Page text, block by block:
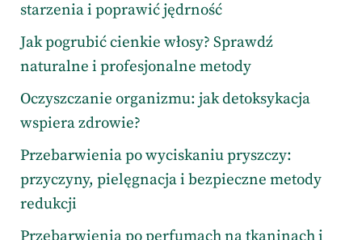
starzenia i poprawić jędrność
Jak pogrubić cienkie włosy? Sprawdź
naturalne i profesjonalne metody
Oczyszczanie organizmu: jak detoksykacja
wspiera zdrowie?
Przebarwienia po wyciskaniu pryszczy:
przyczyny, pielęgnacja i bezpieczne metody
redukcji